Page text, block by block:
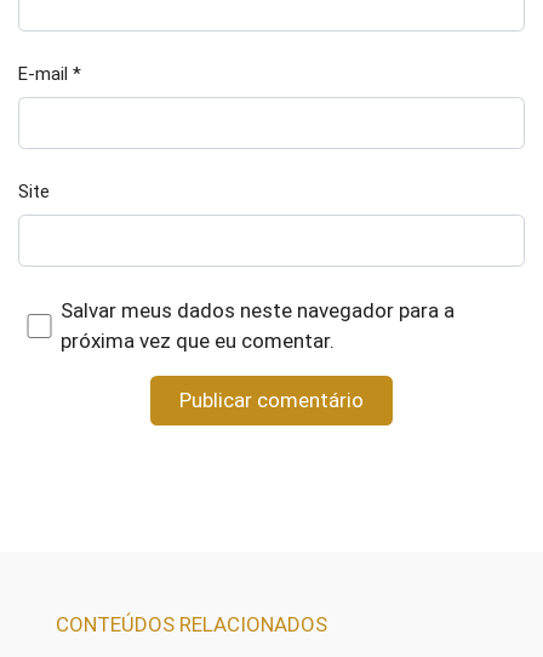
E-mail *
Site
Salvar meus dados neste navegador para a
próxima vez que eu comentar.
CONTEÚDOS RELACIONADOS